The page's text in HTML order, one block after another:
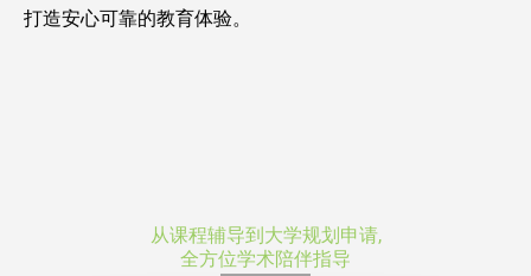
打造安心可靠的教育体验。
从课程辅导到大学规划申请,
全方位学术陪伴指导